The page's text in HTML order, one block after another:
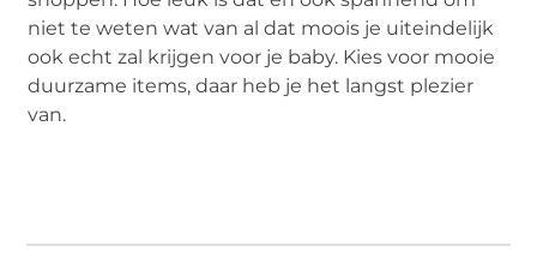
niet te weten wat van al dat moois je uiteindelijk
ook echt zal krijgen voor je baby. Kies voor mooie
duurzame items, daar heb je het langst plezier
van.